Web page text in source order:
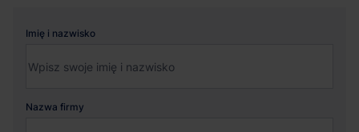
Imię i nazwisko
Nazwa firmy